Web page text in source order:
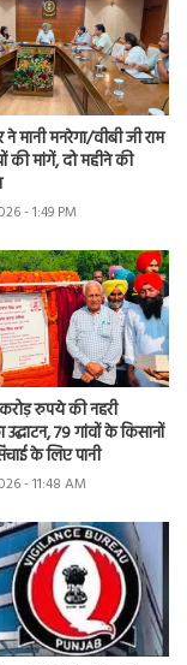
मानी मनरेगा/वीबी जी राम
की मांगें, दो महीने की
- 1:49 PM
रुपये की नहरी
उद्घाटन, 79 गांवों के किसानों
के लिए पानी
- 11:48 AM